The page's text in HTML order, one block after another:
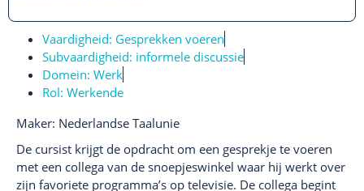
Vaardigheid: Gesprekken voeren
Subvaardigheid: informele discussie
Domein: Werk
Rol: Werkende
Maker: Nederlandse Taalunie
De cursist krijgt de opdracht om een gesprekje te voeren
met een collega van de snoepjeswinkel waar hij werkt over
zijn favoriete programma’s op televisie. De collega begint